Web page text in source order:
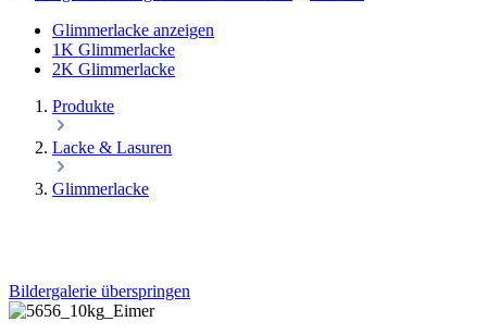
Glimmerlacke anzeigen
1K Glimmerlacke
2K Glimmerlacke
Produkte
Lacke & Lasuren
Glimmerlacke
Bildergalerie überspringen